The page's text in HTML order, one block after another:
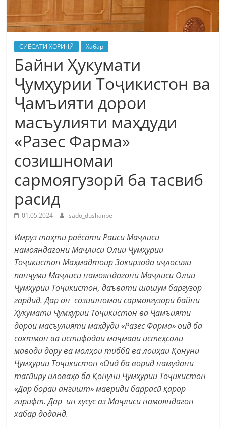
СИЁСАТИ ХОРИҶӢ Хабар
Байни Ҳукумати
Ҷумҳурии Тоҷикистон ва
Ҷамъияти дорои
масъулияти маҳдуди
«Разес Фарма»
созишномаи
сармоягузорӣ ба тасвиб
расид
01.05.2024 sado_dushanbe
Имрӯз таҳти раёсати Раиси Маҷлиси
намояндагони Маҷлиси Олии Ҷумҳурии
Тоҷикистон Маҳмадтоир Зокирзода иҷлосияи
панҷуми Маҷлиси намояндагони Маҷлиси Олии
Ҷумҳурии Тоҷикистон, даъвати шашум баргузор
гардид. Дар он созишномаи сармоягузорӣ байни
Ҳукумати Ҷумҳурии Тоҷикистон ва Ҷамъияти
дорои масъулияти маҳдуди «Разес Фарма» оид ба
сохтмон ва истифодаи маҷмааи истеҳсоли
маводи дору ва молҳои тиббӣ ва лоиҳаи Қонуни
Ҷумҳурии Тоҷикистон «Оид ба ворид намудани
тағйиру иловаҳо ба Қонуни Ҷумҳурии Тоҷикистон
«Дар бораи ангишт» мавриди баррасӣ қарор
гирифт. Дар ин хусус аз Маҷлиси намояндагон
хабар доданд.